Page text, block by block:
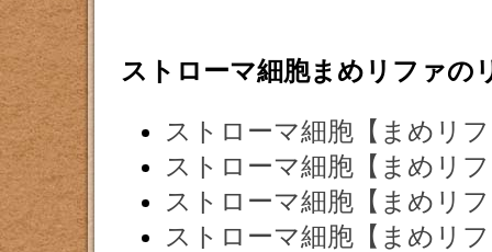
ストローマ細胞まめリファの
ストローマ細胞【まめリ
ストローマ細胞【まめリ
ストローマ細胞【まめリ
ストローマ細胞【まめリ